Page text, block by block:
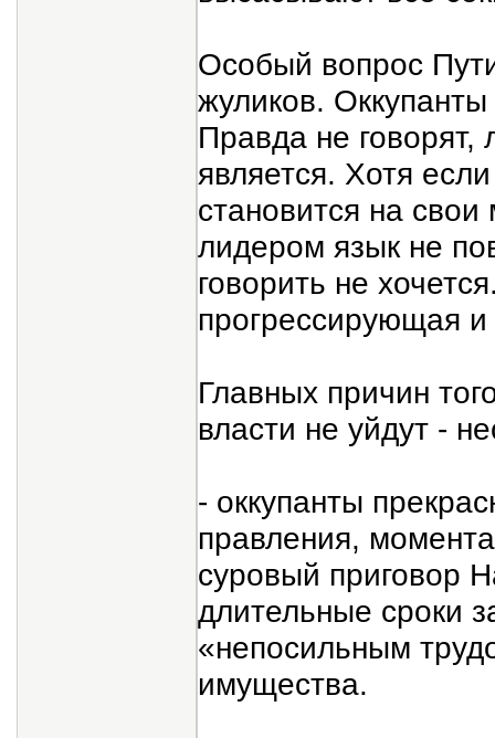
Особый вопрос
жуликов.
Правда не говорят,
является. Хотя
становится на свои
лидером язык не
говорить не
прогрессирующая и
Главных причин
власти не уйдут -
- оккупанты
правления,
суровый приговор
длительные сроки
«непосильным
имущества.